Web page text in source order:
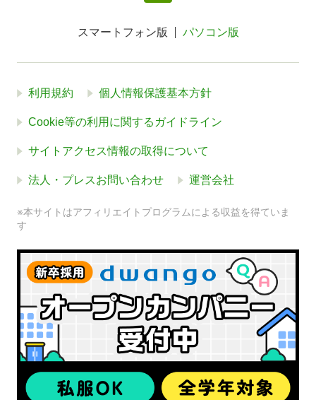
スマートフォン版 パソコン版
利用規約 個人情報保護基本方針
Cookie等の利用に関するガイドライン
サイトアクセス情報の取得について
法人・プレスお問い合わせ 運営会社
※本サイトはアフィリエイトプログラムによる収益を得ていま
す